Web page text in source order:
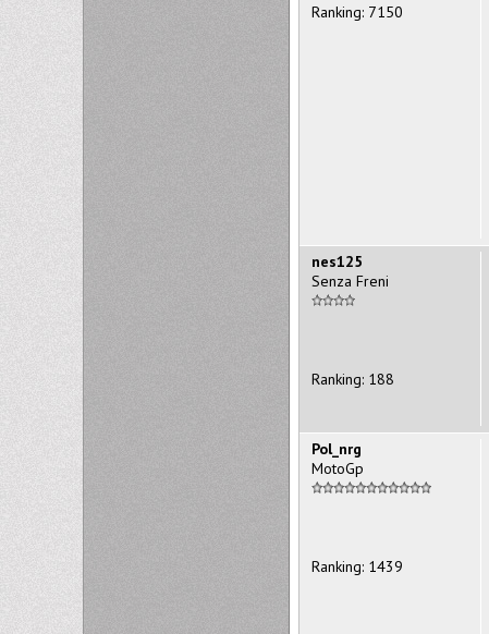
Ranking: 7150
nes125
Senza Freni
Ranking: 188
Pol_nrg
MotoGp
Ranking: 1439